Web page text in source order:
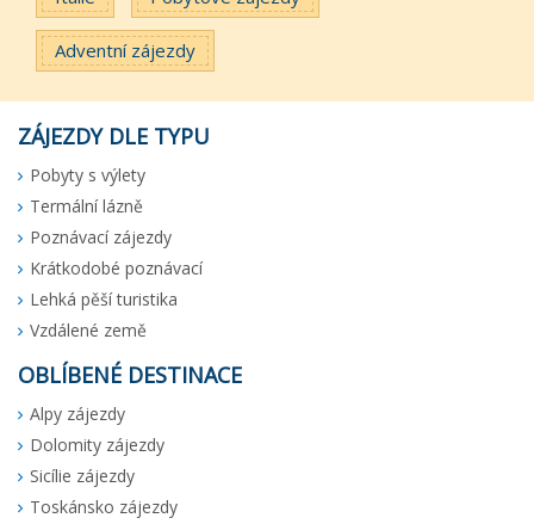
Adventní zájezdy
ZÁJEZDY DLE TYPU
Pobyty s výlety
Termální lázně
Poznávací zájezdy
Krátkodobé poznávací
Lehká pěší turistika
Vzdálené země
OBLÍBENÉ DESTINACE
Alpy zájezdy
Dolomity zájezdy
Sicílie zájezdy
Toskánsko zájezdy